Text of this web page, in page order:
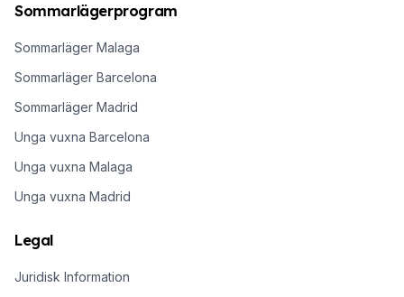
Sommarlägerprogram
Sommarläger Malaga
Sommarläger Barcelona
Sommarläger Madrid
Unga vuxna Barcelona
Unga vuxna Malaga
Unga vuxna Madrid
Legal
Juridisk Information